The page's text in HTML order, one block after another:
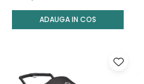
ADAUGA IN COS